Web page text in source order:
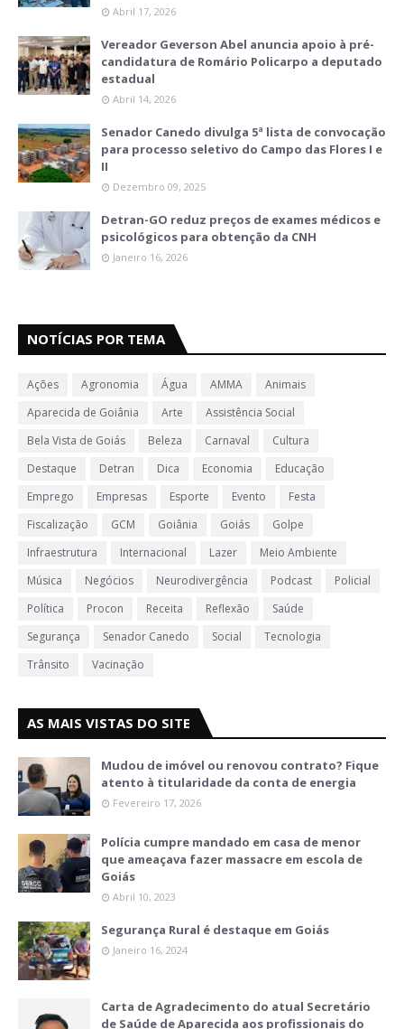
Abril 17, 2026
Vereador Geverson Abel anuncia apoio à pré-
candidatura de Romário Policarpo a deputado
estadual
Abril 14, 2026
Senador Canedo divulga 5ª lista de convocação
para processo seletivo do Campo das Flores I e
II
Dezembro 09, 2025
Detran-GO reduz preços de exames médicos e
psicológicos para obtenção da CNH
Janeiro 16, 2026
NOTÍCIAS POR TEMA
Ações Agronomia Água AMMA
Animais
Aparecida de Goiânia
Arte
Assistência Social
Bela Vista de Goiás
Beleza Carnaval
Cultura
Destaque
Detran Dica Economia
Educação
Emprego
Empresas Esporte Evento
Festa
Fiscalização
GCM Goiânia Goiás
Golpe
Infraestrutura
Internacional Lazer
Meio Ambiente
Música
Negócios Neurodivergência Podcast
Policial
Política
Procon Receita Reflexão
Saúde
Segurança
Senador Canedo Social
Tecnologia
Trânsito
Vacinação
AS MAIS VISTAS DO SITE
Mudou de imóvel ou renovou contrato? Fique
atento à titularidade da conta de energia
Fevereiro 17, 2026
Polícia cumpre mandado em casa de menor
que ameaçava fazer massacre em escola de
Goiás
Abril 10, 2023
Segurança Rural é destaque em Goiás
Janeiro 16, 2024
Carta de Agradecimento do atual Secretário
de Saúde de Aparecida aos profissionais do